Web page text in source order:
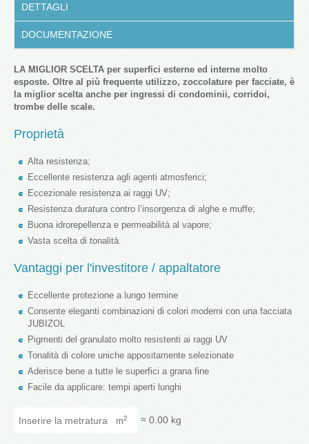
DETTAGLI
DOCUMENTAZIONE
LA MIGLIOR SCELTA per superfici esterne ed interne molto
esposte. Oltre al più frequente utilizzo, zoccolature per facciate, è
la miglior scelta anche per ingressi di condominii, corridoi,
trombe delle scale.
Proprietà
Alta resistenza;
Eccellente resistenza agli agenti atmosferici;
Eccezionale resistenza ai raggi UV;
Resistenza duratura contro l’insorgenza di alghe e muffe;
Buona idrorepellenza e permeabilità al vapore;
Vasta scelta di tonalità.
Vantaggi per l'investitore / appaltatore
Eccellente protezione a lungo termine
Consente eleganti combinazioni di colori moderni con una facciata
JUBIZOL
Pigmenti del granulato molto resistenti ai raggi UV
Tonalità di colore uniche appositamente selezionate
Aderisce bene a tutte le superfici a grana fine
Facile da applicare: tempi aperti lunghi
m2 ≈ 0.00 kg